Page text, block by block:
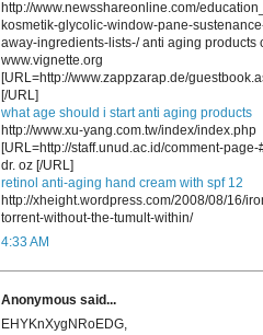
http://www.newsshareonline.com/
kosmetik-glycolic-window-pane-
away-ingredients-lists-/ anti aging products
www.vignette.org
[URL=http://www.zappzarap.de/
[/URL]
what age should i start anti aging products
http://www.xu-yang.com.tw/index/index.php
[URL=http://staff.unud.ac.id/comment-
dr. oz [/URL]
retinol anti-aging hand cream with spf 12
http://xheight.wordpress.com/2008/08/16/
torrent-without-the-tumult-within/
4:33 AM
Anonymous said...
EHYKnXygNRoEDG,